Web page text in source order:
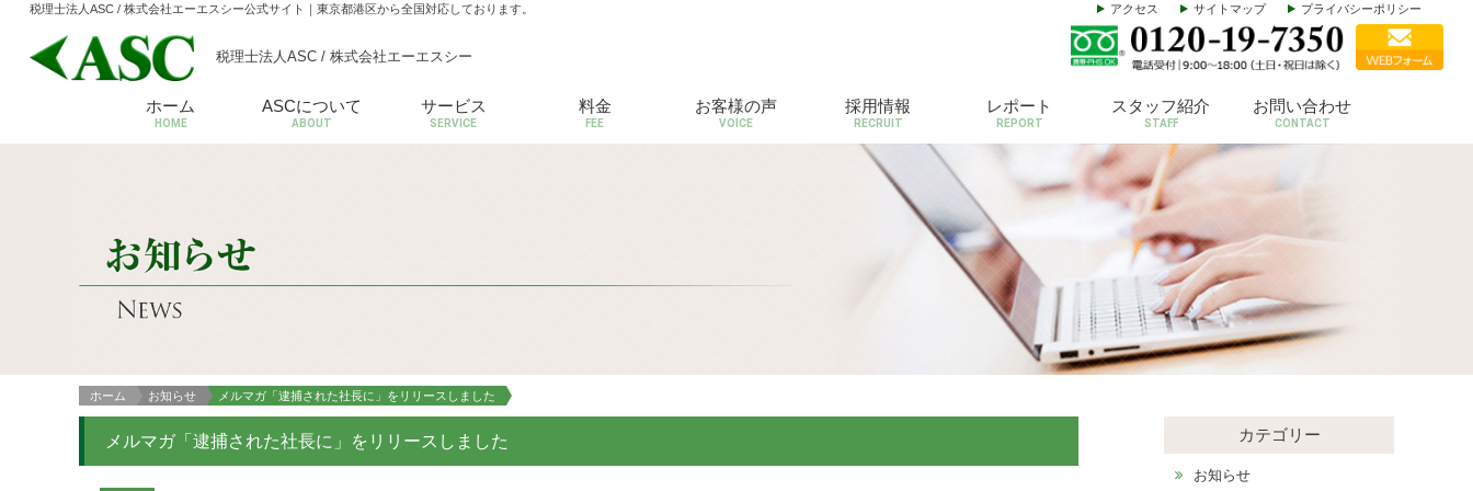
税理士法人ASC / 株式会社エーエスシー公式サイト ｜東京都港区から全国対応しております。 アクセス サイトマップ プライバシーポリシー
税理士法人ASC / 株式会社エーエスシー
ホーム
HOME
ASCについて
ABOUT
サービス
SERVICE
料金
FEE
お客様の声
VOICE
採用情報
RECRUIT
レポート
REPORT
スタッフ紹介
STAFF
お問い合わせ
CONTACT
ホーム お知らせ メルマガ「逮捕された社長に」をリリースしました
メルマガ「逮捕された社長に」をリリースしました カテゴリー
お知らせ